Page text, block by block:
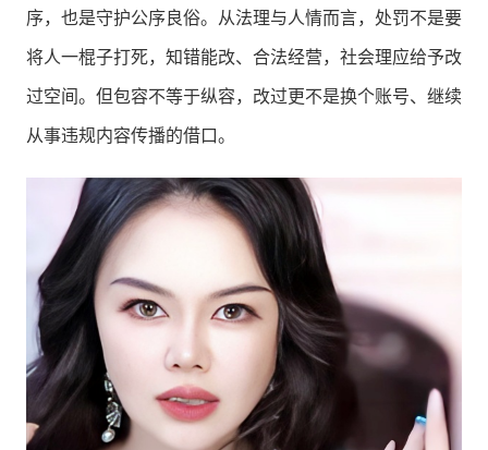
序，也是守护公序良俗。从法理与人情而言，处罚不是要
将人一棍子打死，知错能改、合法经营，社会理应给予改
过空间。但包容不等于纵容，改过更不是换个账号、继续
从事违规内容传播的借口。